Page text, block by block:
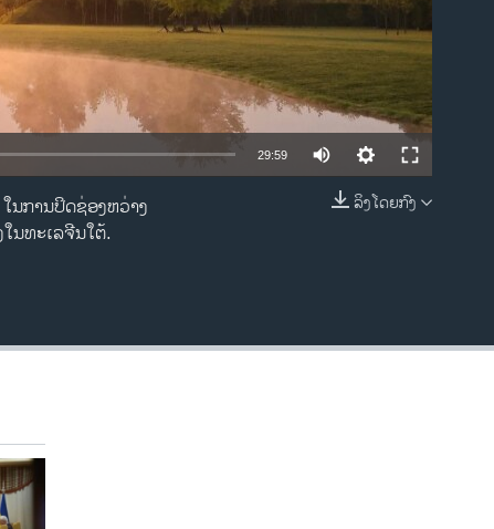
EMBED
29:59
ລິງໂດຍກົງ
ນການປິດຊ່ອງຫວ່າງ
ນທະເລຈີນໃຕ້.